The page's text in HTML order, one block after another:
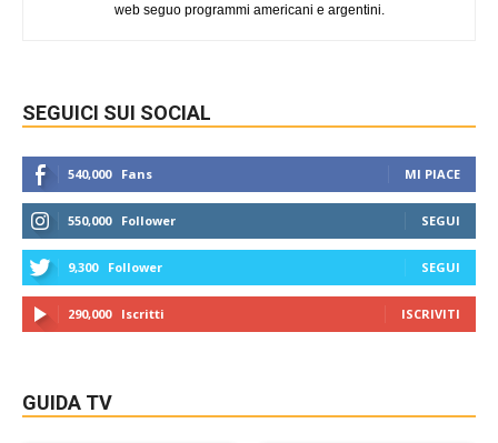
web seguo programmi americani e argentini.
SEGUICI SUI SOCIAL
540,000 Fans MI PIACE
550,000 Follower SEGUI
9,300 Follower SEGUI
290,000 Iscritti ISCRIVITI
GUIDA TV